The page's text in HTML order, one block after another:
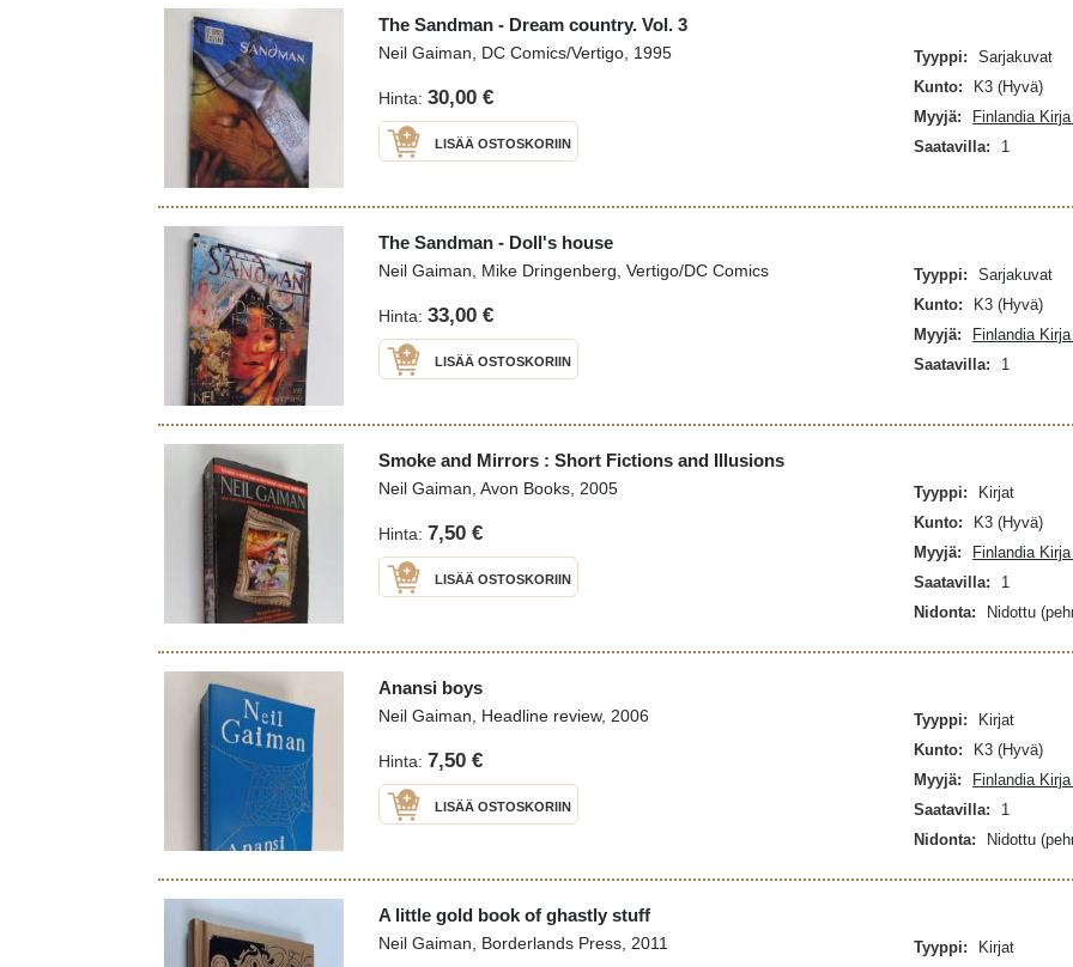
The Sandman - Dream country. Vol. 3
Neil Gaiman, DC Comics/Vertigo, 1995
Hinta: 30,00 €
LISÄÄ OSTOSKORIIN
Tyyppi:
Sarjakuvat
Kunto:
K3 (Hyvä)
Myyjä:
Finlandia
Saatavilla:
1
The Sandman - Doll's house
Neil Gaiman, Mike Dringenberg, Vertigo/DC Comics
Hinta: 33,00 €
LISÄÄ OSTOSKORIIN
Tyyppi:
Sarjakuvat
Kunto:
K3 (Hyvä)
Myyjä:
Finlandia
Saatavilla:
1
Smoke and Mirrors : Short Fictions and Illusions
Neil Gaiman, Avon Books, 2005
Hinta: 7,50 €
LISÄÄ OSTOSKORIIN
Tyyppi:
Kirjat
Kunto:
K3 (Hyvä)
Myyjä:
Finlandia
Saatavilla:
1
Nidonta:
Nidottu
Anansi boys
Neil Gaiman, Headline review, 2006
Hinta: 7,50 €
LISÄÄ OSTOSKORIIN
Tyyppi:
Kirjat
Kunto:
K3 (Hyvä)
Myyjä:
Finlandia
Saatavilla:
1
Nidonta:
Nidottu
A little gold book of ghastly stuff
Neil Gaiman, Borderlands Press, 2011 Tyyppi:
Kirjat